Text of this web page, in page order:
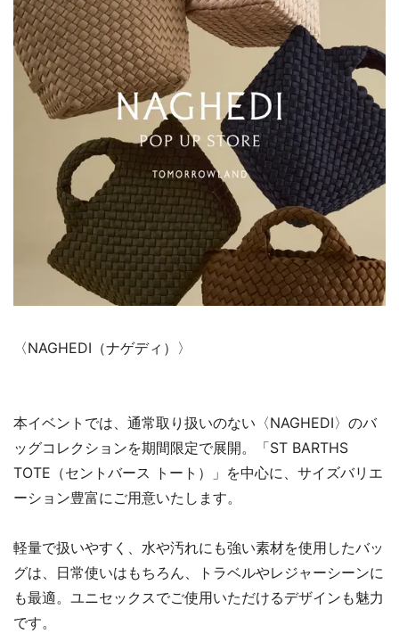
〈NAGHEDI（ナゲディ）〉
本イベントでは、通常取り扱いのない〈NAGHEDI〉のバ
ッグコレクションを期間限定で展開。「ST BARTHS
TOTE（セントバース トート）」を中心に、サイズバリエ
ーション豊富にご用意いたします。
軽量で扱いやすく、水や汚れにも強い素材を使用したバッ
グは、日常使いはもちろん、トラベルやレジャーシーンに
も最適。ユニセックスでご使用いただけるデザインも魅力
です。